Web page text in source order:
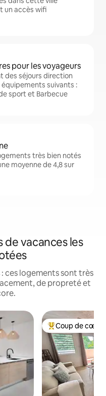
un accès wifi
pour les voyageurs
des séjours direction
suivants :
sport et Barbecue
très bien notés
moyenne de 4,8 sur
vacances les
ces logements sont très
de propreté et
Coups de cœur
Coup de cœur